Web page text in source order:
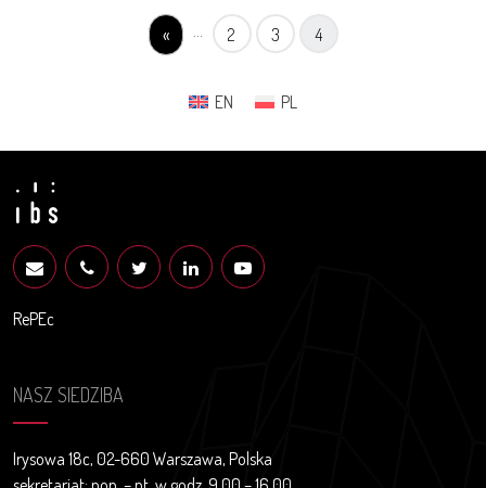
« 2 3 4
EN PL
RePEc
NASZ SIEDZIBA
Irysowa 18c, 02-660 Warszawa, Polska